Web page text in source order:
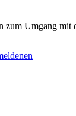
zum Umgang mit
en